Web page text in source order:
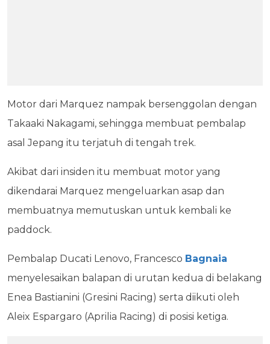
Motor dari Marquez nampak bersenggolan dengan
Takaaki Nakagami, sehingga membuat pembalap
asal Jepang itu terjatuh di tengah trek.
Akibat dari insiden itu membuat motor yang
dikendarai Marquez mengeluarkan asap dan
membuatnya memutuskan untuk kembali ke
paddock.
Pembalap Ducati Lenovo, Francesco Bagnaia
menyelesaikan balapan di urutan kedua di belakang
Enea Bastianini (Gresini Racing) serta diikuti oleh
Aleix Espargaro (Aprilia Racing) di posisi ketiga.